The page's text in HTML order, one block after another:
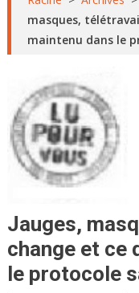
masques,
maintenu dans le
Jauges,
change et ce
le protocole